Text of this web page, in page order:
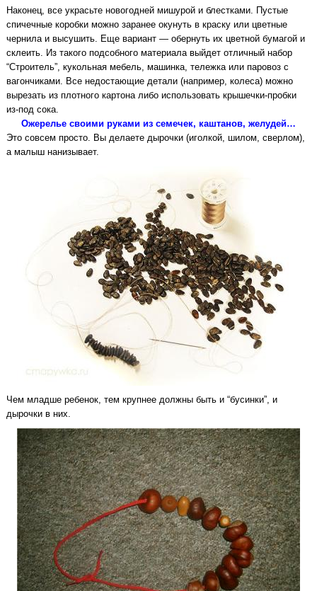
Наконец, все украсьте новогодней мишурой и блестками. Пустые
спичечные коробки можно заранее окунуть в краску или цветные
чернила и высушить. Еще вариант — обернуть их цветной бумагой и
склеить. Из такого подсобного материала выйдет отличный набор
“Строитель”, кукольная мебель, машинка, тележка или паровоз с
вагончиками. Все недостающие детали (например, колеса) можно
вырезать из плотного картона либо использовать крышечки-пробки
из-под сока.
Ожерелье своими руками из семечек, каштанов, желудей…
Это совсем просто. Вы делаете дырочки (иголкой, шилом, сверлом),
а малыш нанизывает.
Чем младше ребенок, тем крупнее должны быть и “бусинки”, и
дырочки в них.